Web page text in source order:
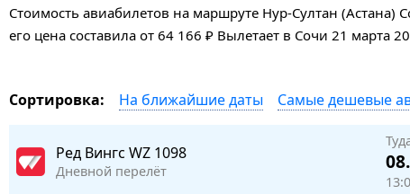
Стоимость авиабилетов на маршруте Нур-Султан
его цена составила от 64 166 ₽ Вылетает в Сочи 21 марта
Сортировка: На ближайшие даты Самые дешевые
Ред Вингс WZ 1098
Дневной перелёт